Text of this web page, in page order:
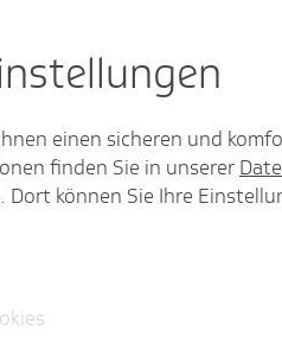
Safe.
Interview mit
der Techniker
Forsa im
einen sicheren und
finden Sie in unserer
. Dort können Sie Ihre